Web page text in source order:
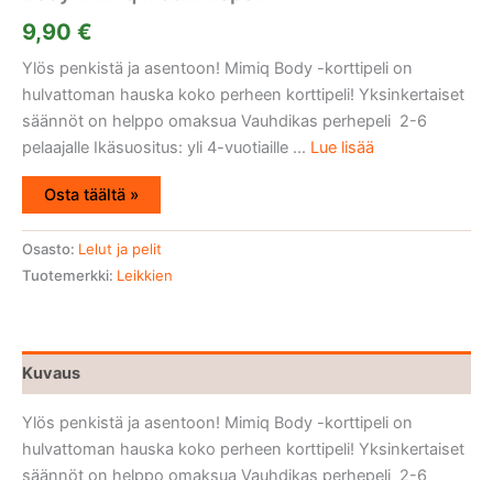
9,90 €
Ylös penkistä ja asentoon! Mimiq Body -korttipeli on
hulvattoman hauska koko perheen korttipeli! Yksinkertaiset
säännöt on helppo omaksua Vauhdikas perhepeli 2-6
pelaajalle Ikäsuositus: yli 4-vuotiaille ... Lue lisää
Osta täältä »
Osasto: Lelut ja pelit
Tuotemerkki: Leikkien
Kuvaus
Ylös penkistä ja asentoon! Mimiq Body -korttipeli on
hulvattoman hauska koko perheen korttipeli! Yksinkertaiset